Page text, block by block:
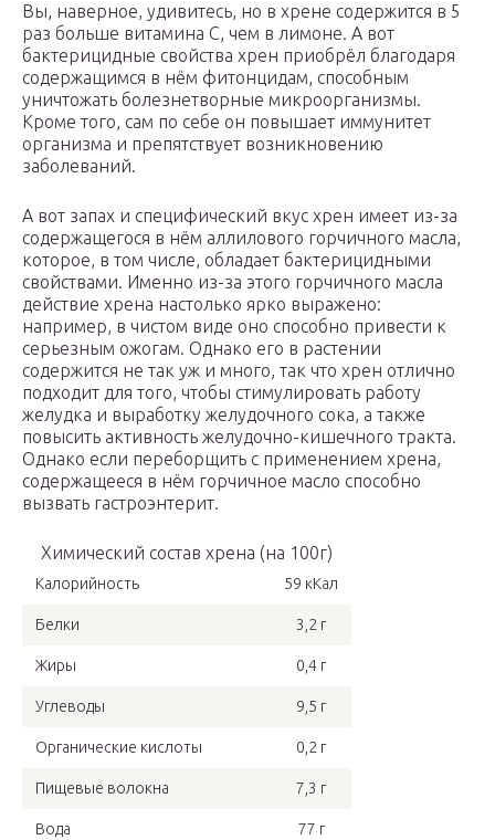
Вы, наверное, удивитесь, но в хрене содержится в 5
раз больше витамина С, чем в лимоне. А вот
бактерицидные свойства хрен приобрёл благодаря
содержащимся в нём фитонцидам, способным
уничтожать болезнетворные микроорганизмы.
Кроме того, сам по себе он повышает иммунитет
организма и препятствует возникновению
заболеваний.
А вот запах и специфический вкус хрен имеет из-за
содержащегося в нём аллилового горчичного масла,
которое, в том числе, обладает бактерицидными
свойствами. Именно из-за этого горчичного масла
действие хрена настолько ярко выражено:
например, в чистом виде оно способно привести к
серьезным ожогам. Однако его в растении
содержится не так уж и много, так что хрен отлично
подходит для того, чтобы стимулировать работу
желудка и выработку желудочного сока, а также
повысить активность желудочно-кишечного тракта.
Однако если переборщить с применением хрена,
содержащееся в нём горчичное масло способно
вызвать гастроэнтерит.
Химический состав хрена (на 100г)
Калорийность 59 кКал
Белки 3,2 г
Жиры 0,4 г
Углеводы 9,5 г
Органические кислоты 0,2 г
Пищевые волокна 7,3 г
Вода 77 г